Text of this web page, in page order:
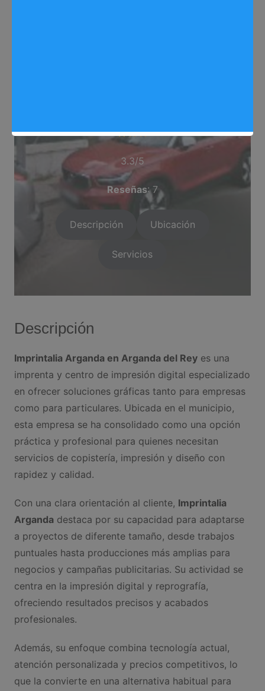
3.3/5
Reseñas: 7
Descripción Ubicación
Servicios
Descripción
Imprintalia Arganda en Arganda del Reyes una
imprenta y centro de impresión digital especializado
en ofrecer soluciones gráficas tanto para empresas
como para particulares. Ubicada en el municipio,
esta empresa se ha consolidado como una opción
práctica y profesional para quienes necesitan
servicios de copistería, impresión y diseño con
rapidez y calidad.
Con una clara orientación al cliente, Imprintalia
Argandadestaca por su capacidad para adaptarse
a proyectos de diferente tamaño, desde trabajos
puntuales hasta producciones más amplias para
negocios y campañas publicitarias. Su actividad se
centra en la impresión digital y reprografía,
ofreciendo resultados precisos y acabados
profesionales.
Además, su enfoque combina tecnología actual,
atención personalizada y precios competitivos, lo
que la convierte en una alternativa habitual para